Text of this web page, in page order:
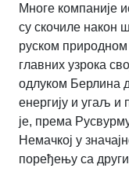
Многе компаније
су скочиле након
руском природном
главних узрока
одлуком Берлина
енергију и угаљ
је, према
Немачкој у
поређењу са